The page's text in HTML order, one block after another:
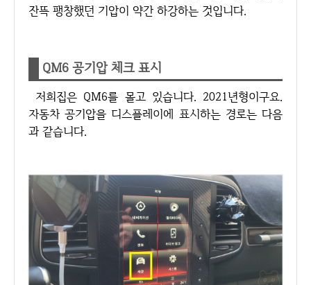
잔뜩 팽창했던 기압이 약간 하강하는 것입니다.
QM6 공기압 체크 표시
저희집은 QM6를 몰고 있습니다. 2021년형이구요.
자동차 공기압을 디스플레이에 표시하는 경로는 다음
과 같습니다.